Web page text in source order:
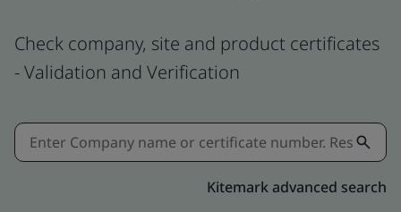
Check company, site and product certificates
- Validation and Verification
Kitemark advanced search